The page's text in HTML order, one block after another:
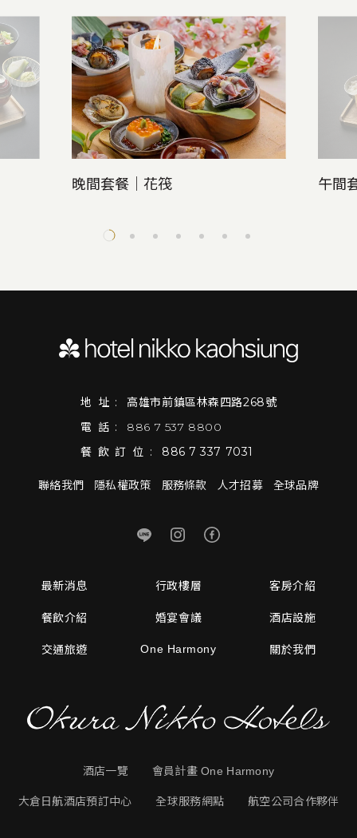
晚間套餐｜花筏 午間
最新消息 行政樓層 客房介紹
餐飲介紹 婚宴會議 酒店設施
交通旅遊 One Harmony 關於我們
地址:
高雄市前鎮區林森四路268號
電話:
886 7 537 8800
餐飲訂位:
886 7 337 7031
聯絡我們 隱私權政策 服務條款 人才招募 全球品牌
酒店一覽 會員計畫 One Harmony
大倉日航酒店預訂中心 全球服務網點 航空公司合作夥伴